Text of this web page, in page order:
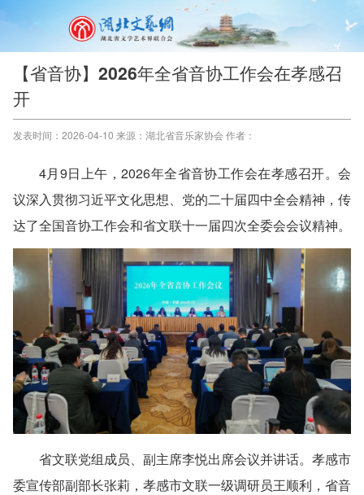
【省音协】2026年全省音协工作会在孝感召
开
发表时间：2026-04-10 来源：湖北省音乐家协会 作者：
4月9日上午，2026年全省音协工作会在孝感召开。会
议深入贯彻习近平文化思想、党的二十届四中全会精神，传
达了全国音协工作会和省文联十一届四次全委会会议精神。
省文联党组成员、副主席李悦出席会议并讲话。孝感市
委宣传部副部长张莉，孝感市文联一级调研员王顺利，省音